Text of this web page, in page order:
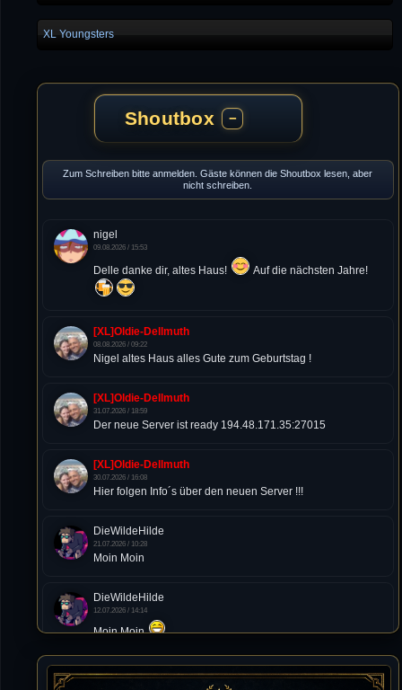
XL Youngsters
Shoutbox −
Zum Schreiben bitte anmelden. Gäste können die Shoutbox lesen, aber
nicht schreiben.
nigel
09.08.2026 / 15:53
Delle danke dir, altes Haus! Auf die nächsten Jahre!
[XL]Oldie-Dellmuth
08.08.2026 / 09:22
Nigel altes Haus alles Gute zum Geburtstag !
[XL]Oldie-Dellmuth
31.07.2026 / 18:59
Der neue Server ist ready 194.48.171.35:27015
[XL]Oldie-Dellmuth
30.07.2026 / 16:08
Hier folgen Info´s über den neuen Server !!!
DieWildeHilde
21.07.2026 / 10:28
Moin Moin
DieWildeHilde
12.07.2026 / 14:14
Moin Moin
Tommy